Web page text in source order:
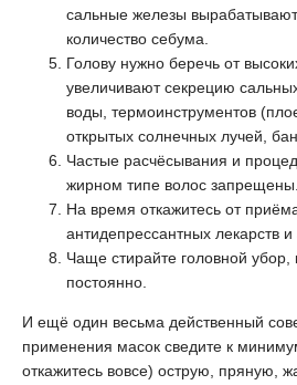
сальные железы
количество себума.
Голову нужно беречь от
увеличивают секрецию
воды, термоинструментов
открытых солнечных лучей,
Частые расчёсывания и
жирном типе волос запрещены.
На время откажитесь от
антидепрессантных лекарств и
Чаще стирайте головной убор,
постоянно.
И ещё один весьма действенный
применения масок сведите к
откажитесь вовсе) острую, пряную,